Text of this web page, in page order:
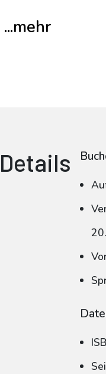
...mehr
Details